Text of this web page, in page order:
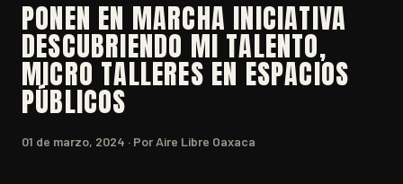
PONEN EN MARCHA INICIATIVA
DESCUBRIENDO MI TALENTO,
MICRO TALLERES EN ESPACIOS
PÚBLICOS
01 de marzo, 2024 · Por Aire Libre Oaxaca